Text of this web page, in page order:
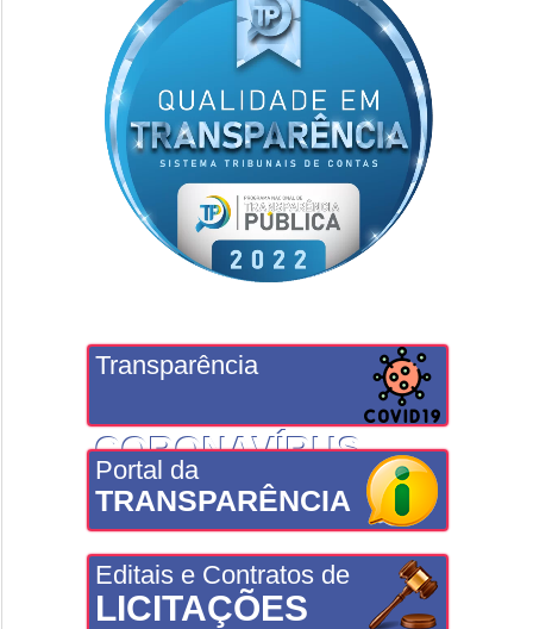
Transparência
CORONAVÍRUS
Portal da
TRANSPARÊNCIA
Editais e Contratos de
LICITAÇÕES